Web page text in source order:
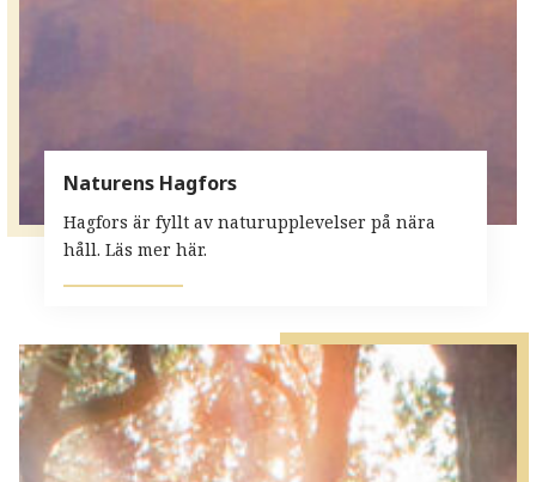
Naturens Hagfors
Hagfors är fyllt av naturupplevelser på nära
håll. Läs mer här.